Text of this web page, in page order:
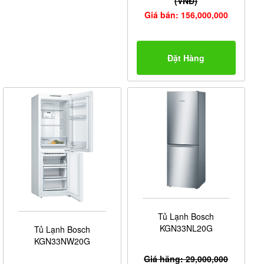
so với những loại tủ lạnh thông thường.
hảo mức độ đóng băng của thực phẩm cũ mang đến
hiệu quả làm đông nhanh hơn cho các loại thực phẩm
- Tính năng super cooling giúp làm đông nhanh hơn với
mức độ nhiệt thấp nhất dưới -2 độ C.
- Tính năng no frost giúp bảo vệ thực phẩm bằng luồng
không khí khô an toàn và giữ được độ tươi ngon.
Giá bán: 156,000,000
Đặt Hàng
Tủ Lạnh Bosch
KGN33NW20G
Tủ Lạnh Bosch
KGN33NL20G
Giá hãng: 29,000,000